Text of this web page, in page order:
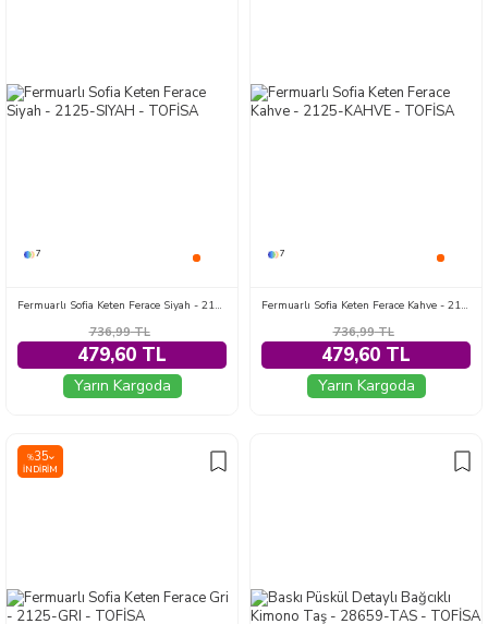
7
Fermuarlı Sofia Keten Ferace Siyah - 2125-SIYAH
736,99TL
479,60 TL
Yarın Kargoda
7
Fermuarlı Sofia Keten Ferace Kahve - 2125-KAHVE
736,99TL
479,60 TL
Yarın Kargoda
%35
İNDIRIM